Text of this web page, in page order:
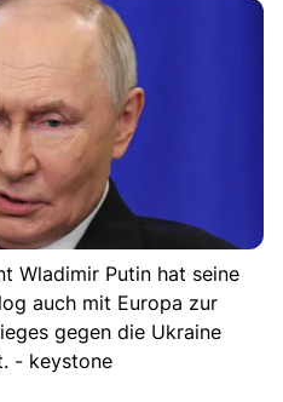
Wladimir Putin hat seine
auch mit Europa zur
gegen die Ukraine
- keystone